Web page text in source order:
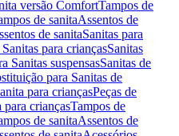
versão ComfortTampos de
de sanitaAssentos de
de sanitaSanitas para
para criançasSanitas
Sanitas suspensasSanitas de
para Sanitas de
para criançasPeças de
para criançasTampos de
de sanitaAssentos de